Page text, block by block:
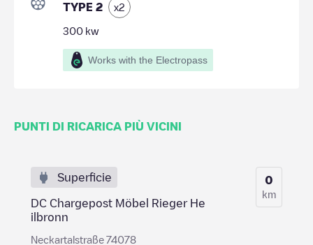
TYPE 2 x2
300 kw
Works with the Electropass
PUNTI DI RICARICA PIÙ VICINI
Superficie
DC Chargepost Möbel Rieger He
ilbronn
Neckartalstraße 74078
0
km